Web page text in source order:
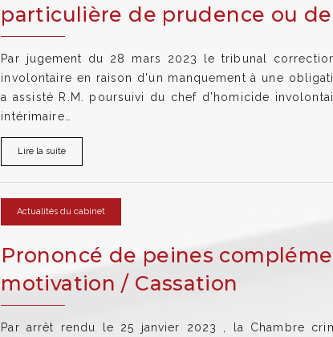
particulière de prudence ou
Par jugement du 28 mars 2023 le tribunal
involontaire en raison d'un manquement à une
a assisté R.M. poursuivi du chef d’homicide
intérimaire…
Lire la suite
Actualités du cabinet
Prononcé de peines
motivation / Cassation
Par arrêt rendu le 25 janvier 2023 , la Chambre